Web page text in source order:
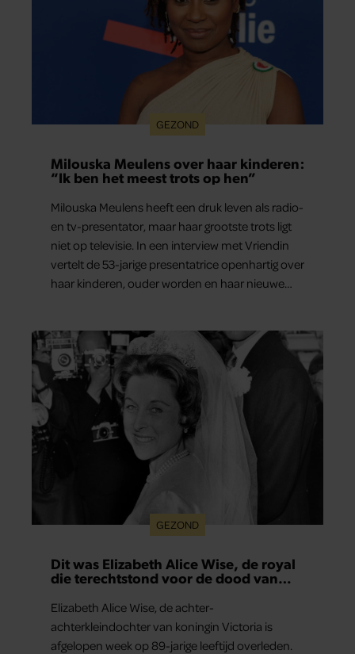
GEZOND
Milouska Meulens over haar kinderen:
“Ik ben het meest trots op hen”
Milouska Meulens heeft een druk leven als radio-
en tv-presentator, maar haar grootste trots ligt
niet op televisie. In een interview met Vriendin
vertelt de 53-jarige presentatrice openhartig over
haar kinderen, ouder worden en haar nieuwe
dag het meest bezighouden.
GEZOND
Dit was Elizabeth Alice Wise, de royal
die terechtstond voor de dood van
Elizabeth Alice Wise, de achter-
achterkleindochter van koningin Victoria is
afgelopen week op 89-jarige leeftijd overleden.